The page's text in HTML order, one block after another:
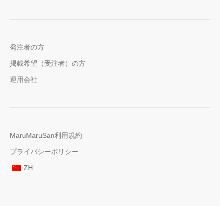
発注者の方
掲載希望（受注者）の方
運用会社
MaruMaruSan利用規約
プライバシーポリシー
ZH